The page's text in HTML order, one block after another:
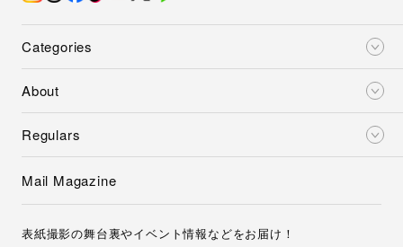
Categories
About
Regulars
Mail Magazine
表紙撮影の舞台裏やイベント情報などをお届け！